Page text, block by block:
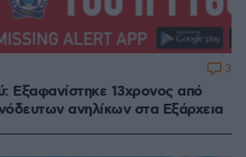
Εξαφανίστηκε 13χρονος από
ανηλίκων στα Εξάρχεια
3